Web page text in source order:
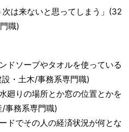
次は来ないと思ってしまう」(32
職)
ドソープやタオルを使っている
・土木/事務系専門職)
廻りの場所とか窓の位置とかを
事務系専門職)
ドでその人の経済状況が何とな